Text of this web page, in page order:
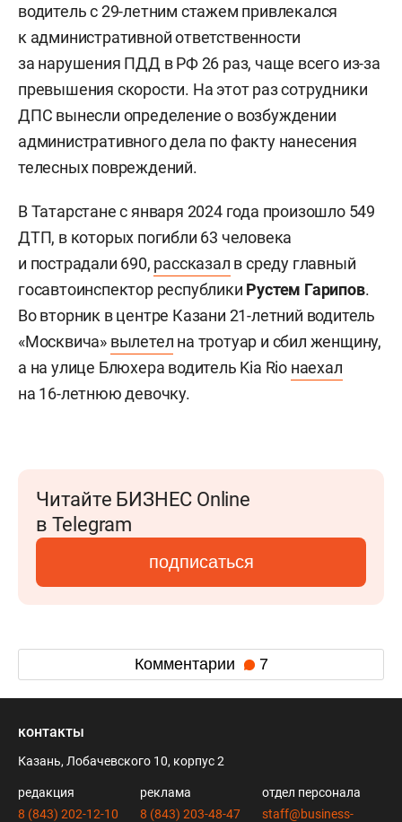
водитель с 29-летним стажем привлекался
к административной ответственности
за нарушения ПДД в РФ 26 раз, чаще всего из-за
превышения скорости. На этот раз сотрудники
ДПС вынесли определение о возбуждении
административного дела по факту нанесения
телесных повреждений.
В Татарстане с января 2024 года произошло 549
ДТП, в которых погибли 63 человека
и пострадали 690, рассказал в среду главный
госавтоинспектор республики Рустем Гарипов.
Во вторник в центре Казани 21-летний водитель
«Москвича» вылетел на тротуар и сбил женщину,
а на улице Блюхера водитель Kia Rio наехал
на 16-летнюю девочку.
Читайте БИЗНЕС Online
в Telegram
подписаться
Комментарии 7
контакты
Казань, Лобачевского 10, корпус 2
редакция
8 (843) 202-12-10
реклама
8 (843) 203-48-47
отдел персонала
staff@business-